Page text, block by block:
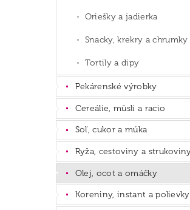
Oriešky a jadierka
Snacky, krekry a chrumky
Tortily a dipy
Pekárenské výrobky
Cereálie, müsli a racio
Soľ, cukor a múka
Ryža, cestoviny a
Olej, ocot a omáčky
Koreniny, instant a polievky